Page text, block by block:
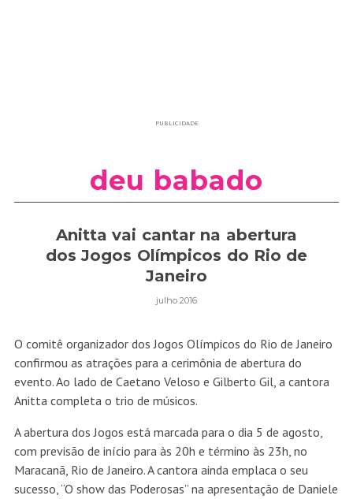
PUBLICIDADE
deu babado
Anitta vai cantar na abertura
dos Jogos Olímpicos do Rio de
Janeiro
julho 2016
O comitê organizador dos Jogos Olímpicos do Rio de Janeiro
confirmou as atrações para a cerimônia de abertura do
evento. Ao lado de Caetano Veloso e Gilberto Gil, a cantora
Anitta completa o trio de músicos.
A abertura dos Jogos está marcada para o dia 5 de agosto,
com previsão de início para às 20h e término às 23h, no
Maracanã, Rio de Janeiro. A cantora ainda emplaca o seu
sucesso, “O show das Poderosas” na apresentação de Daniele